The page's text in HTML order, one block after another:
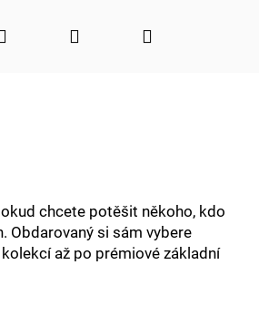
Obchodní podmínky
Hledat PřihlášeníNákupní
chcete potěšit někoho, kdo
Obdarovaný si sám vybere
až po prémiové základní